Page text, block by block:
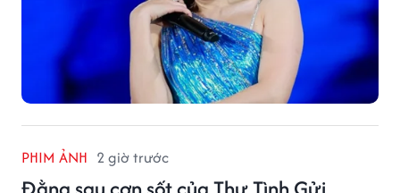
PHIM ẢNH 2 giờ trước